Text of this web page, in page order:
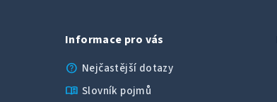
Informace pro vás
help Nejčastější dotazy
menu_book Slovník pojmů